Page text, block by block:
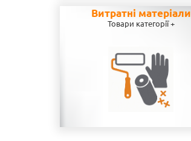
Витратні матеріали
Товари категорії +